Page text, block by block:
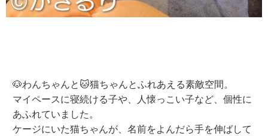
🐶わんちゃんと🐱猫ちゃんとふれあえる素敵空間。
マイペースに寝続ける子や、人懐っこい子など、個性に
あふれていました。
ケージにいた猫ちゃんが、名前をよんだら手を伸ばして